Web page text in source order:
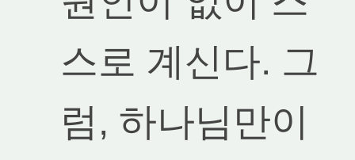
스로 계신다. 그
럼, 하나님만이